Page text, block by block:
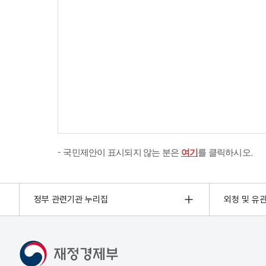
국민제안이 표시되지 않는 분은 여기를 클릭하시오.
정부 관련기관 누리집 외청 및 유